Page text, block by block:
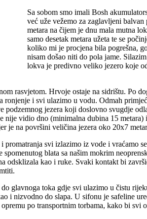
Sa sobom smo imali Bosh
već uže vežemo za zaglavljeni
metara na čijem je dnu mala mutna
samo desetak metara užeta te se
koliko mi je procjena bila pogrešna,
nisam došao niti do pola jame.
lokva je predivno veliko jezero koje
rasvjetom. Hrvoje ostaje na sidrištu. Po
i svi ulazimo u vodu. Odmah
jezera koji doslovno svugdje
vidio dno (minimalna dubina 15
na površini veličina jezera oko 20x7
svi izlazimo iz vode i vraćamo
blata sa našim mokrim
odsklizala kao i ruke. Svaki kontakt bi
glavnoga toka gdje svi ulazimo u čistu
i nizvodno do slapa. U sifonu je safeline
po transportnim torbama, kako bi